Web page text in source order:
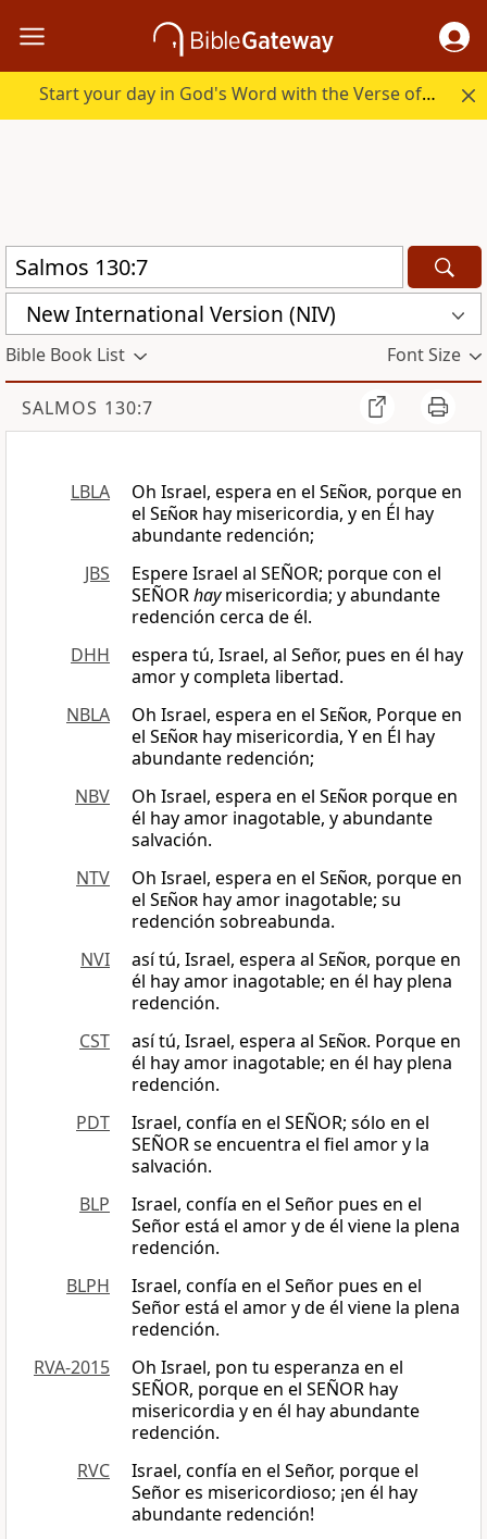
Start your day in God's Word with the Verse of the Day.
New International Version (NIV)
Bible Book List Font Size
SALMOS 130:7
LBLA Oh Israel, espera en el Señor, porque en
el Señor hay misericordia, y en Él hay
abundante redención;
JBS
Espere Israel al SEÑOR; porque con el
SEÑORhaymisericordia; y abundante
redención cerca de él.
DHH
espera tú, Israel, al Señor, pues en él hay
amor y completa libertad.
NBLA
Oh Israel, espera en el Señor, Porque en
el Señor hay misericordia, Y en Él hay
abundante redención;
NBV
Oh Israel, espera en el Señor porque en
él hay amor inagotable, y abundante
salvación.
NTV
Oh Israel, espera en el Señor, porque en
el Señor hay amor inagotable; su
redención sobreabunda.
NVI
así tú, Israel, espera al Señor, porque en
él hay amor inagotable; en él hay plena
redención.
CST
así tú, Israel, espera al Señor. Porque en
él hay amor inagotable; en él hay plena
redención.
PDT
Israel, confía en el SEÑOR; sólo en el
SEÑOR se encuentra el fiel amor y la
salvación.
BLP
Israel, confía en el Señor pues en el
Señor está el amor y de él viene la plena
redención.
BLPH
Israel, confía en el Señor pues en el
Señor está el amor y de él viene la plena
redención.
RVA-2015
Oh Israel, pon tu esperanza en el
SEÑOR, porque en el SEÑOR hay
misericordia y en él hay abundante
redención.
RVC
Israel, confía en el Señor, porque el
Señor es misericordioso; ¡en él hay
abundante redención!